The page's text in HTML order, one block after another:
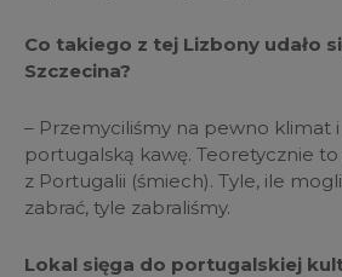
Co takiego z tej Lizbony udało
Szczecina?
– Przemyciliśmy na pewno klimat
portugalską kawę. Teoretycznie
z Portugalii (śmiech). Tyle, ile
zabrać, tyle zabraliśmy.
Lokal sięga do portugalskiej